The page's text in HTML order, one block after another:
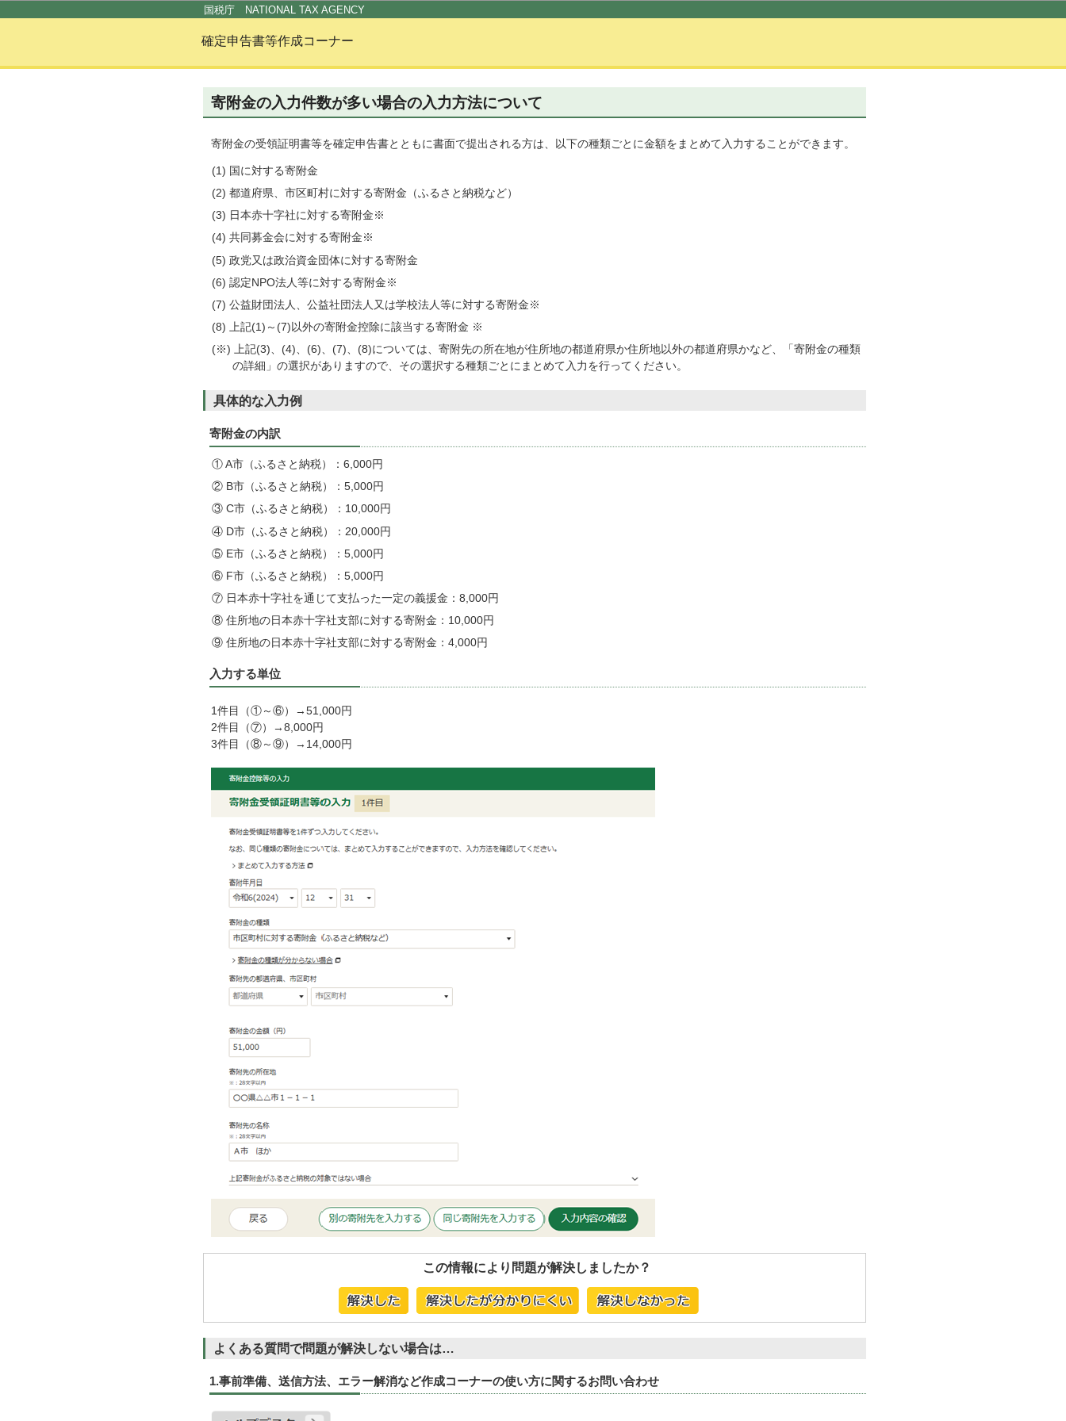
国税庁 NATIONAL TAX AGENCY
確定申告書等作成コーナー
寄附金の入力件数が多い場合の入力方法について
寄附金の受領証明書等を確定申告書とともに書面で提出される方は、以下の種類ごとに金額をまとめて入力することができます。
(1) 国に対する寄附金
(2) 都道府県、市区町村に対する寄附金（ふるさと納税など）
(3) 日本赤十字社に対する寄附金※
(4) 共同募金会に対する寄附金※
(5) 政党又は政治資金団体に対する寄附金
(6) 認定NPO法人等に対する寄附金※
(7) 公益財団法人、公益社団法人又は学校法人等に対する寄附金※
(8) 上記(1)～(7)以外の寄附金控除に該当する寄附金 ※
(※) 上記(3)、(4)、(6)、(7)、(8)については、寄附先の所在地が住所地の都道府県か住所地以外の都道府県かなど、「寄附金の種類
の詳細」の選択がありますので、その選択する種類ごとにまとめて入力を行ってください。
具体的な入力例
寄附金の内訳
① A市（ふるさと納税）：6,000円
② B市（ふるさと納税）：5,000円
③ C市（ふるさと納税）：10,000円
④ D市（ふるさと納税）：20,000円
⑤ E市（ふるさと納税）：5,000円
⑥ F市（ふるさと納税）：5,000円
⑦ 日本赤十字社を通じて支払った一定の義援金：8,000円
⑧ 住所地の日本赤十字社支部に対する寄附金：10,000円
⑨ 住所地の日本赤十字社支部に対する寄附金：4,000円
入力する単位
1件目（①～⑥）→51,000円
2件目（⑦）→8,000円
3件目（⑧～⑨）→14,000円
この情報により問題が解決しましたか？
よくある質問で問題が解決しない場合は…
1.事前準備、送信方法、エラー解消など作成コーナーの使い方に関するお問い合わせ